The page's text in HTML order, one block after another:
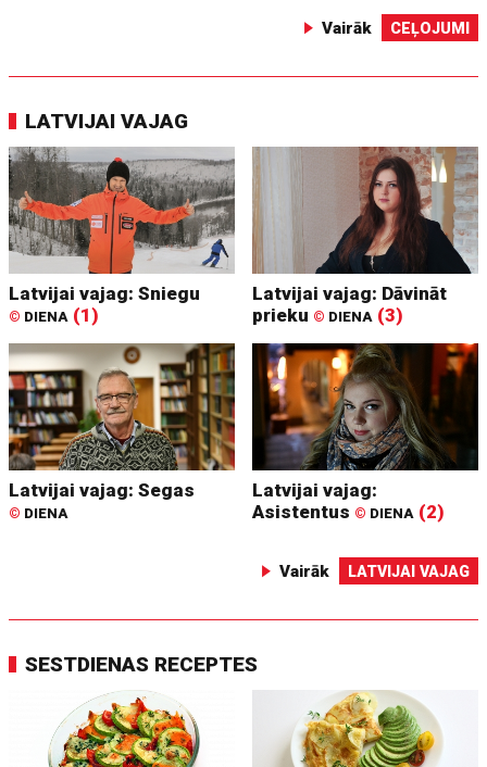
Vairāk CEĻOJUMI
LATVIJAI VAJAG
Latvijai vajag: Sniegu
© DIENA (1)
Latvijai vajag: Dāvināt
prieku © DIENA (3)
Latvijai vajag: Segas
© DIENA
Latvijai vajag:
Asistentus © DIENA (2)
Vairāk LATVIJAI VAJAG
SESTDIENAS RECEPTES